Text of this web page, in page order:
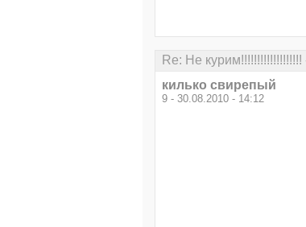
Re: Не
килько свирепый
9 - 30.08.2010 - 14:12